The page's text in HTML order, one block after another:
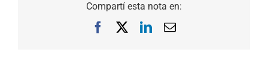
Compartí esta nota en:
FacebookLinkedInCorreo